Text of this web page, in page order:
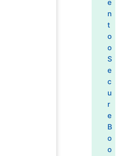
e
n
t
o
o
S
e
c
u
r
e
B
o
o